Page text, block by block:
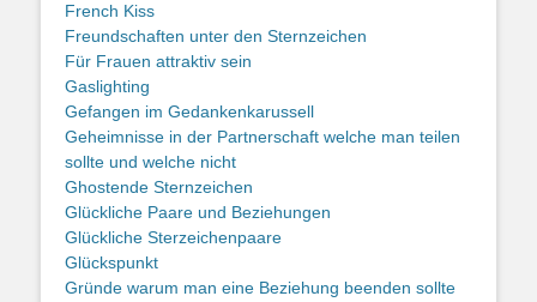
French Kiss
Freundschaften unter den Sternzeichen
Für Frauen attraktiv sein
Gaslighting
Gefangen im Gedankenkarussell
Geheimnisse in der Partnerschaft welche man teilen
sollte und welche nicht
Ghostende Sternzeichen
Glückliche Paare und Beziehungen
Glückliche Sterzeichenpaare
Glückspunkt
Gründe warum man eine Beziehung beenden sollte